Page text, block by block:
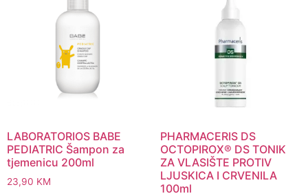
LABORATORIOS BABE
PEDIATRIC Šampon za
tjemenicu 200ml
23,90 KM
PHARMACERIS DS
OCTOPIROX® DS TONIK
ZA VLASIŠTE PROTIV
LJUSKICA I CRVENILA
100ml